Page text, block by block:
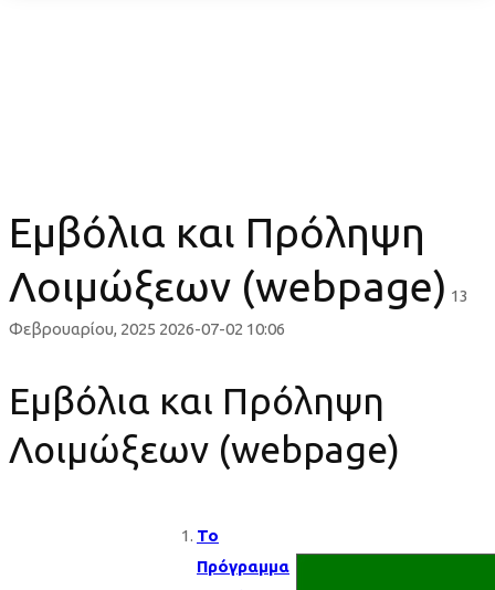
Εμβόλια και Πρόληψη
Λοιμώξεων (webpage) 13
Φεβρουαρίου, 2025 2026-07-02 10:06
Εμβόλια και Πρόληψη
Λοιμώξεων (webpage)
Το
Πρόγραμμα